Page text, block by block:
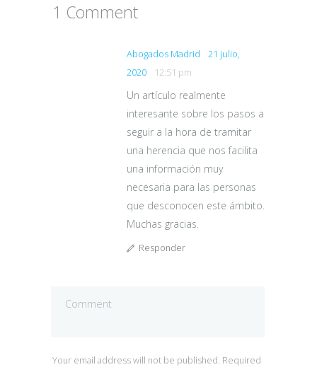
1 Comment
Abogados Madrid
21 julio,
2020
12:51 pm
Un artículo realmente
interesante sobre los pasos a
seguir a la hora de tramitar
una herencia que nos facilita
una información muy
necesaria para las personas
que desconocen este ámbito.
Muchas gracias.
Responder
Your email address will not be published. Required